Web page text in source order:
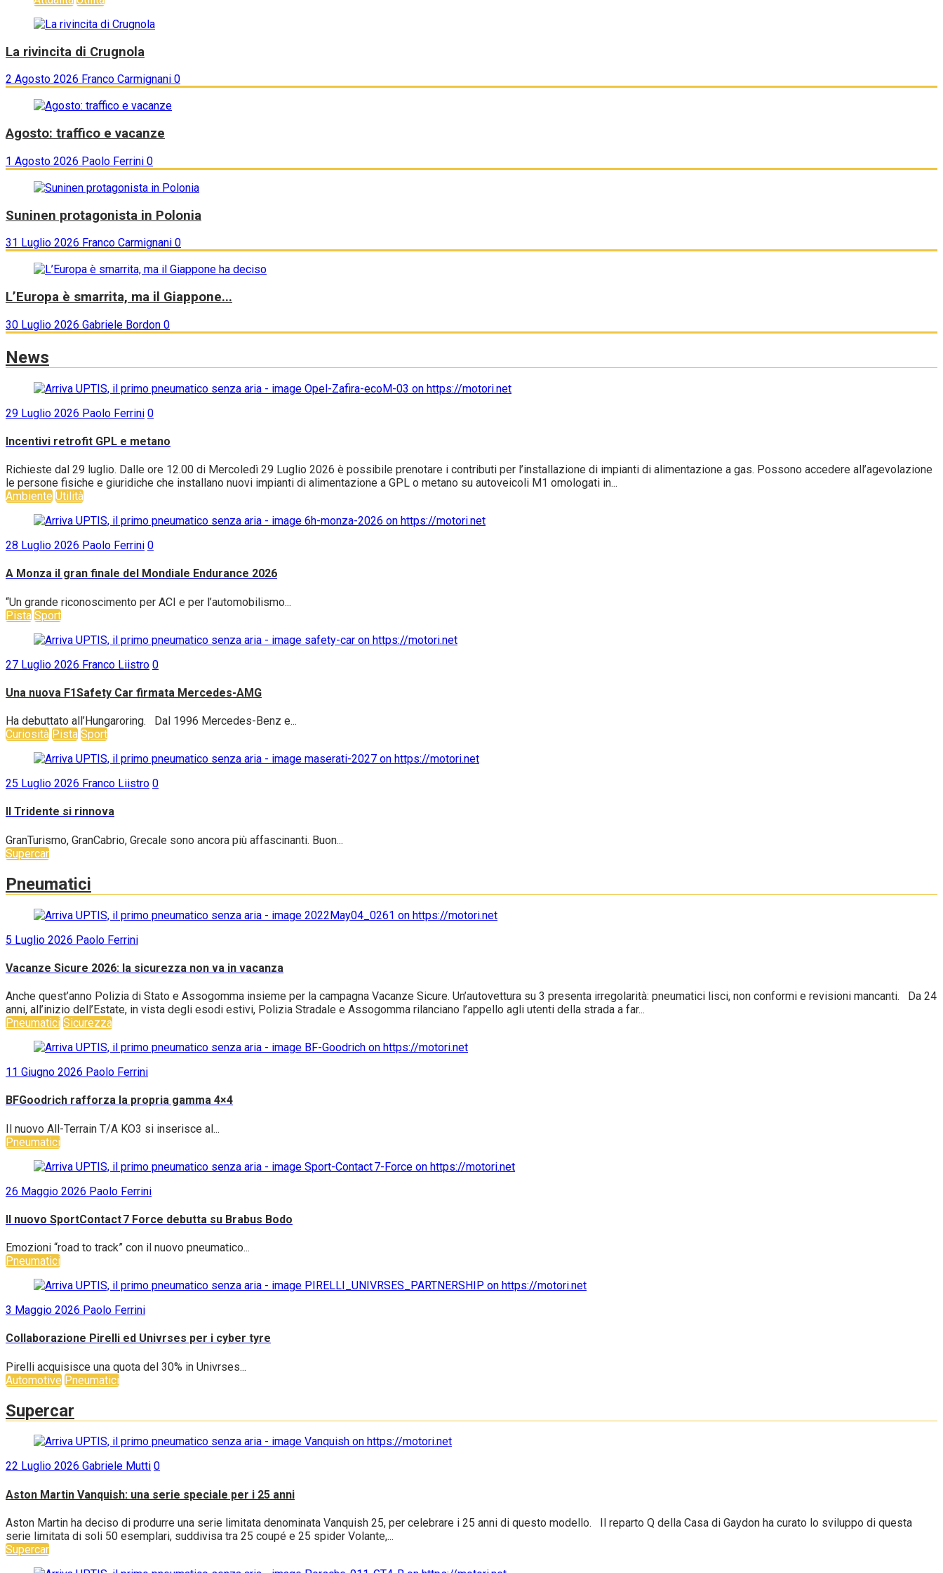
La rivincita di Crugnola
2 Agosto 2026 Franco Carmignani 0
Agosto: traffico e vacanze
1 Agosto 2026 Paolo Ferrini 0
Suninen protagonista in Polonia
31 Luglio 2026 Franco Carmignani 0
L’Europa è smarrita, ma il Giappone...
30 Luglio 2026 Gabriele Bordon 0
News
29 Luglio 2026 Paolo Ferrini 0
Incentivi retrofit GPL e metano
Richieste dal 29 luglio. Dalle ore 12.00 di Mercoledì 29 Luglio 2026 è possibile prenotare i contributi per l’installazione di impianti di alimentazione a gas. Possono accedere all’agevolazione
le persone fisiche e giuridiche che installano nuovi impianti di alimentazione a GPL o metano su autoveicoli M1 omologati in...
Ambiente Utilità
28 Luglio 2026 Paolo Ferrini 0
A Monza il gran finale del Mondiale Endurance 2026
“Un grande riconoscimento per ACI e per l’automobilismo...
Pista Sport
27 Luglio 2026 Franco Liistro 0
Una nuova F1Safety Car firmata Mercedes-AMG
Ha debuttato all’Hungaroring. Dal 1996 Mercedes-Benz e...
Curiosità Pista Sport
25 Luglio 2026 Franco Liistro 0
Il Tridente si rinnova
GranTurismo, GranCabrio, Grecale sono ancora più affascinanti. Buon...
Supercar
Pneumatici
5 Luglio 2026 Paolo Ferrini
Vacanze Sicure 2026: la sicurezza non va in vacanza
Anche quest’anno Polizia di Stato e Assogomma insieme per la campagna Vacanze Sicure. Un’autovettura su 3 presenta irregolarità: pneumatici lisci, non conformi e revisioni mancanti. Da 24
anni, all’inizio dell’Estate, in vista degli esodi estivi, Polizia Stradale e Assogomma rilanciano l’appello agli utenti della strada a far...
Pneumatici Sicurezza
11 Giugno 2026 Paolo Ferrini
BFGoodrich rafforza la propria gamma 4×4
Il nuovo All-Terrain T/A KO3 si inserisce al...
Pneumatici
26 Maggio 2026 Paolo Ferrini
Il nuovo SportContact 7 Force debutta su Brabus Bodo
Emozioni “road to track” con il nuovo pneumatico...
Pneumatici
3 Maggio 2026 Paolo Ferrini
Collaborazione Pirelli ed Univrses per i cyber tyre
Pirelli acquisisce una quota del 30% in Univrses...
Automotive Pneumatici
Supercar
22 Luglio 2026 Gabriele Mutti 0
Aston Martin Vanquish: una serie speciale per i 25 anni
Aston Martin ha deciso di produrre una serie limitata denominata Vanquish 25, per celebrare i 25 anni di questo modello. Il reparto Q della Casa di Gaydon ha curato lo sviluppo di questa
serie limitata di soli 50 esemplari, suddivisa tra 25 coupé e 25 spider Volante,...
Supercar